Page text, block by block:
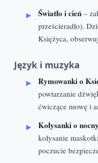
Światło i cień –
prześcieradło).
Księżyca,
Język i muzyka
Rymowanki o
powtarzanie
ćwiczące mowę i
Kołysanki o
kołysanie
poczucie